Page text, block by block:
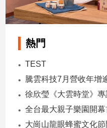
感
情
藝
文
創
影
熱門
TEST